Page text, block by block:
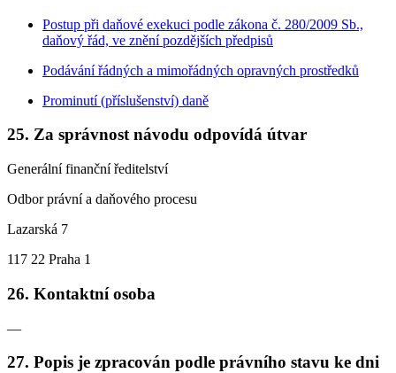
Postup při daňové exekuci podle zákona č. 280/2009 Sb.,
daňový řád, ve znění pozdějších předpisů
Podávání řádných a mimořádných opravných prostředků
Prominutí (příslušenství) daně
25. Za správnost návodu odpovídá útvar
Generální finanční ředitelství
Odbor právní a daňového procesu
Lazarská 7
117 22 Praha 1
26. Kontaktní osoba
—
27. Popis je zpracován podle právního stavu ke dni